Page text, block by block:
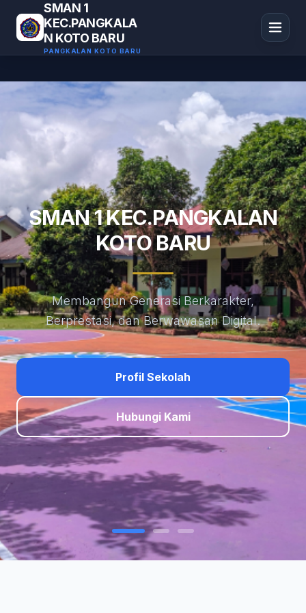
SMAN 1
KEC.PANGKALA
N KOTO BARU
PANGKALAN KOTO BARU
SMAN 1 KEC.PANGKALAN
KOTO BARU
Membangun Generasi Berkarakter,
Berprestasi, dan Berwawasan Digital.
Profil Sekolah
Hubungi Kami